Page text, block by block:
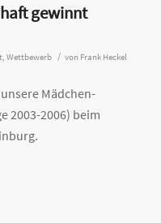
gewinnt
, Wettbewerb / von Frank Heckel
Mädchen-
2003-2006) beim